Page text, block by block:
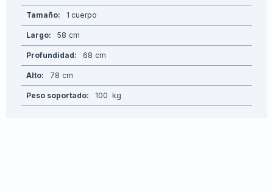
Tamaño 1 cuerpo
Largo 58
Profundidad 68
Alto 78
Peso soportado 100